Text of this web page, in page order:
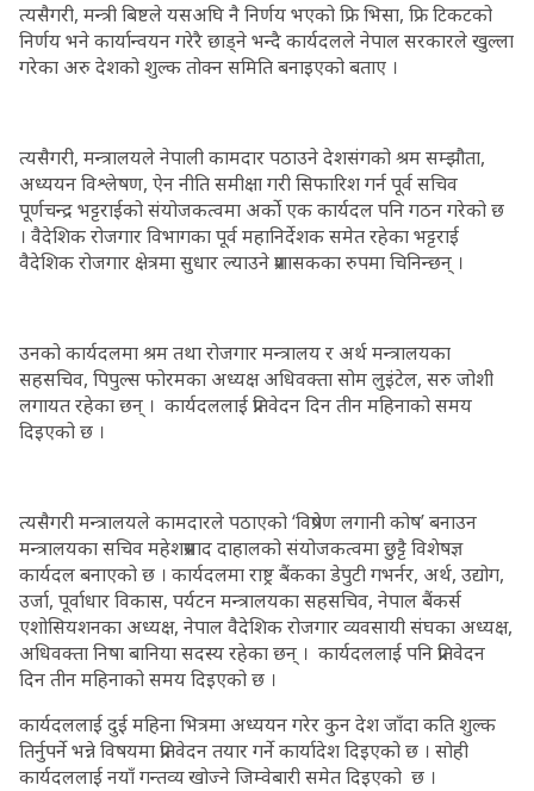
त्यसैगरी, मन्त्री बिष्टले यसअघि नै निर्णय भएको फ्रि भिसा, फ्रि टिकटको
निर्णय भने कार्यान्वयन गरेरै छाड्ने भन्दै कार्यदलले नेपाल सरकारले खुल्ला
गरेका अरु देशको शुल्क तोक्न समिति बनाइएको बताए ।
त्यसैगरी, मन्त्रालयले नेपाली कामदार पठाउने देशसंगको श्रम सम्झौता,
अध्ययन विश्लेषण, ऐन नीति समीक्षा गरी सिफारिश गर्न पूर्व सचिव
पूर्णचन्द्र भट्टराईको संयोजकत्वमा अर्को एक कार्यदल पनि गठन गरेको छ
। वैदेशिक रोजगार विभागका पूर्व महानिर्देशक समेत रहेका भट्टराई
वैदेशिक रोजगार क्षेत्रमा सुधार ल्याउने प्रशासकका रुपमा चिनिन्छन् ।
उनको कार्यदलमा श्रम तथा रोजगार मन्त्रालय र अर्थ मन्त्रालयका
सहसचिव, पिपुल्स फोरमका अध्यक्ष अधिवक्ता सोम लुइंटेल, सरु जोशी
लगायत रहेका छन् । कार्यदललाई प्रतिवेदन दिन तीन महिनाको समय
दिइएको छ ।
त्यसैगरी मन्त्रालयले कामदारले पठाएको ‘विप्रेषण लगानी कोष’ बनाउन
मन्त्रालयका सचिव महेशप्रसाद दाहालको संयोजकत्वमा छुट्टै विशेषज्ञ
कार्यदल बनाएको छ । कार्यदलमा राष्ट्र बैंकका डेपुटी गभर्नर, अर्थ, उद्योग,
उर्जा, पूर्वाधार विकास, पर्यटन मन्त्रालयका सहसचिव, नेपाल बैंकर्स
एशोसियशनका अध्यक्ष, नेपाल वैदेशिक रोजगार व्यवसायी संघका अध्यक्ष,
अधिवक्ता निषा बानिया सदस्य रहेका छन् । कार्यदललाई पनि प्रतिवेदन
दिन तीन महिनाको समय दिइएको छ ।
कार्यदललाई दुई महिना भित्रमा अध्ययन गरेर कुन देश जाँदा कति शुल्क
तिर्नुपर्ने भन्ने विषयमा प्रतिवेदन तयार गर्ने कार्यादेश दिइएको छ । सोही
कार्यदललाई नयाँ गन्तव्य खोज्ने जिम्वेबारी समेत दिइएको छ ।